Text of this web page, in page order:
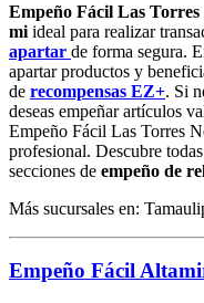
Empeño Fácil Las
mi ideal para realizar
apartar de forma segura.
apartar productos y
de recompensas EZ+. Si
deseas empeñar artículos
Empeño Fácil Las Torres
profesional. Descubre
secciones de empeño de
Más sucursales en:
Empeño Fácil